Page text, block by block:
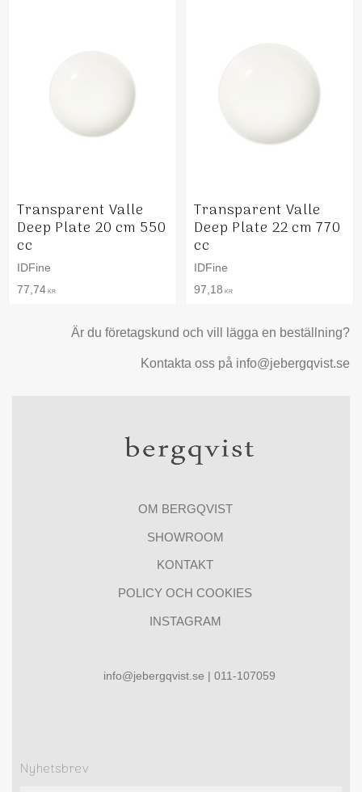
Transparent Valle
Deep Plate 20 cm 550
cc
IDFine
77,74 KR
Transparent Valle
Deep Plate 22 cm 770
cc
IDFine
97,18 KR
Är du företagskund och vill lägga en beställning?
Kontakta oss på info@jebergqvist.se
OM BERGQVIST
SHOWROOM
KONTAKT
POLICY OCH COOKIES
INSTAGRAM
info@jebergqvist.se | 011-107059
Nyhetsbrev